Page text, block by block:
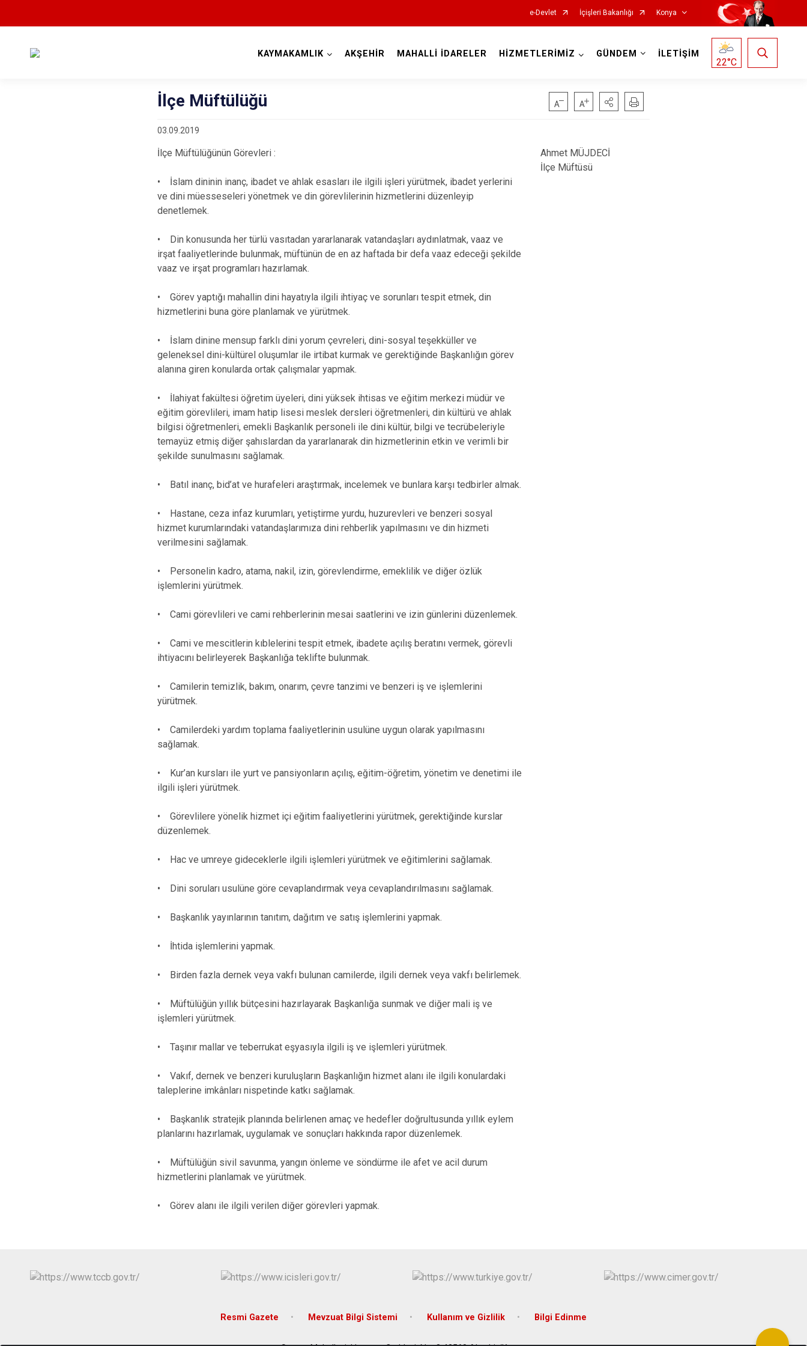
e-Devlet İçişleri Bakanlığı Konya
Akşehir
Bozkır
Cihanbeyli
Derebucak
Doğanhisar
Emirgazi
KAYMAKAMLIK AKŞEHİR MAHALLİ İDARELER HİZMETLERİMİZ GÜNDEM İLETİŞİM
22°C
İlçe Müftülüğü
03.09.2019
İlçe Müftülüğünün Görevleri :
• İslam dininin inanç, ibadet ve ahlak esasları ile ilgili işleri yürütmek, ibadet yerlerini
ve dini müesseseleri yönetmek ve din görevlilerinin hizmetlerini düzenleyip
denetlemek.
• Din konusunda her türlü vasıtadan yararlanarak vatandaşları aydınlatmak, vaaz ve
irşat faaliyetlerinde bulunmak, müftünün de en az haftada bir defa vaaz edeceği şekilde
vaaz ve irşat programları hazırlamak.
• Görev yaptığı mahallin dini hayatıyla ilgili ihtiyaç ve sorunları tespit etmek, din
hizmetlerini buna göre planlamak ve yürütmek.
• İslam dinine mensup farklı dini yorum çevreleri, dini-sosyal teşekküller ve
geleneksel dini-kültürel oluşumlar ile irtibat kurmak ve gerektiğinde Başkanlığın görev
alanına giren konularda ortak çalışmalar yapmak.
• İlahiyat fakültesi öğretim üyeleri, dini yüksek ihtisas ve eğitim merkezi müdür ve
eğitim görevlileri, imam hatip lisesi meslek dersleri öğretmenleri, din kültürü ve ahlak
bilgisi öğretmenleri, emekli Başkanlık personeli ile dini kültür, bilgi ve tecrübeleriyle
temayüz etmiş diğer şahıslardan da yararlanarak din hizmetlerinin etkin ve verimli bir
şekilde sunulmasını sağlamak.
• Batıl inanç, bid’at ve hurafeleri araştırmak, incelemek ve bunlara karşı tedbirler almak.
• Hastane, ceza infaz kurumları, yetiştirme yurdu, huzurevleri ve benzeri sosyal
hizmet kurumlarındaki vatandaşlarımıza dini rehberlik yapılmasını ve din hizmeti
verilmesini sağlamak.
• Personelin kadro, atama, nakil, izin, görevlendirme, emeklilik ve diğer özlük
işlemlerini yürütmek.
• Cami görevlileri ve cami rehberlerinin mesai saatlerini ve izin günlerini düzenlemek.
• Cami ve mescitlerin kıblelerini tespit etmek, ibadete açılış beratını vermek, görevli
ihtiyacını belirleyerek Başkanlığa teklifte bulunmak.
• Camilerin temizlik, bakım, onarım, çevre tanzimi ve benzeri iş ve işlemlerini
yürütmek.
• Camilerdeki yardım toplama faaliyetlerinin usulüne uygun olarak yapılmasını
sağlamak.
• Kur’an kursları ile yurt ve pansiyonların açılış, eğitim-öğretim, yönetim ve denetimi ile
ilgili işleri yürütmek.
• Görevlilere yönelik hizmet içi eğitim faaliyetlerini yürütmek, gerektiğinde kurslar
düzenlemek.
• Hac ve umreye gideceklerle ilgili işlemleri yürütmek ve eğitimlerini sağlamak.
• Dini soruları usulüne göre cevaplandırmak veya cevaplandırılmasını sağlamak.
• Başkanlık yayınlarının tanıtım, dağıtım ve satış işlemlerini yapmak.
• İhtida işlemlerini yapmak.
• Birden fazla dernek veya vakfı bulunan camilerde, ilgili dernek veya vakfı belirlemek.
• Müftülüğün yıllık bütçesini hazırlayarak Başkanlığa sunmak ve diğer mali iş ve
işlemleri yürütmek.
• Taşınır mallar ve teberrukat eşyasıyla ilgili iş ve işlemleri yürütmek.
• Vakıf, dernek ve benzeri kuruluşların Başkanlığın hizmet alanı ile ilgili konulardaki
taleplerine imkânları nispetinde katkı sağlamak.
• Başkanlık stratejik planında belirlenen amaç ve hedefler doğrultusunda yıllık eylem
planlarını hazırlamak, uygulamak ve sonuçları hakkında rapor düzenlemek.
• Müftülüğün sivil savunma, yangın önleme ve söndürme ile afet ve acil durum
hizmetlerini planlamak ve yürütmek.
• Görev alanı ile ilgili verilen diğer görevleri yapmak.
Ahmet MÜJDECİ
İlçe Müftüsü
Resmi Gazete Mevzuat Bilgi Sistemi Kullanım ve Gizlilik Bilgi Edinme